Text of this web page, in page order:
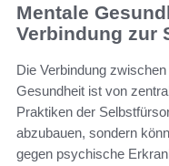
Mentale
Verbindung zur
Die Verbindung
Gesundheit ist von
Praktiken der
abzubauen, sondern
gegen psychische